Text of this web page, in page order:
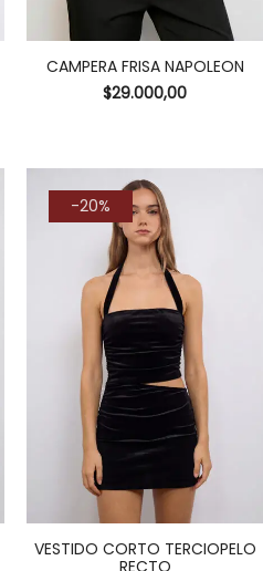
CAMPERA FRISA NAPOLEON
$29.000,00
-20%
VESTIDO CORTO TERCIOPELO